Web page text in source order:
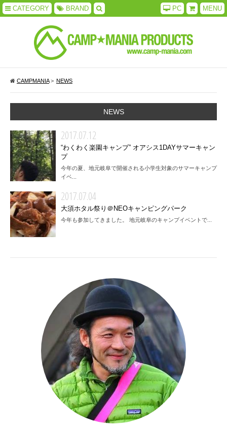
CATEGORY BRAND MENU
PC
CAMPMANIA> NEWS
NEWS
2017.07.12
“わくわく楽園キャンプ” オアシス1DAYサマーキャン
プ
今年の夏、地元岐阜で開催される小学生対象のサマーキャンプ
イベ...
2017.07.04
大須ホタル祭り＠NEOキャンピングパーク
今年も参加してきました。 地元岐阜のキャンプイベントで...